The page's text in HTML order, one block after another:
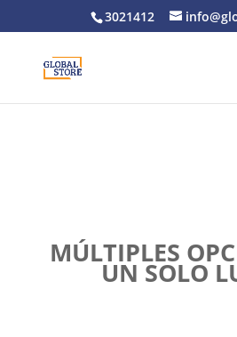
3021412
MÚLTIPLES
UN SOLO